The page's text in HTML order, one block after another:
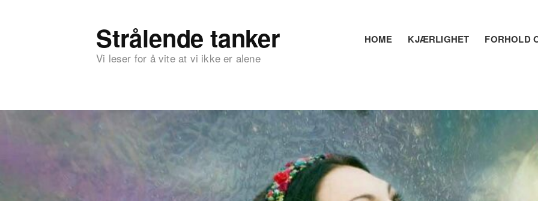
Strålende tanker
Vi leser for å vite at vi ikke er alene
HOME KJÆRLIGHET FORHOLD